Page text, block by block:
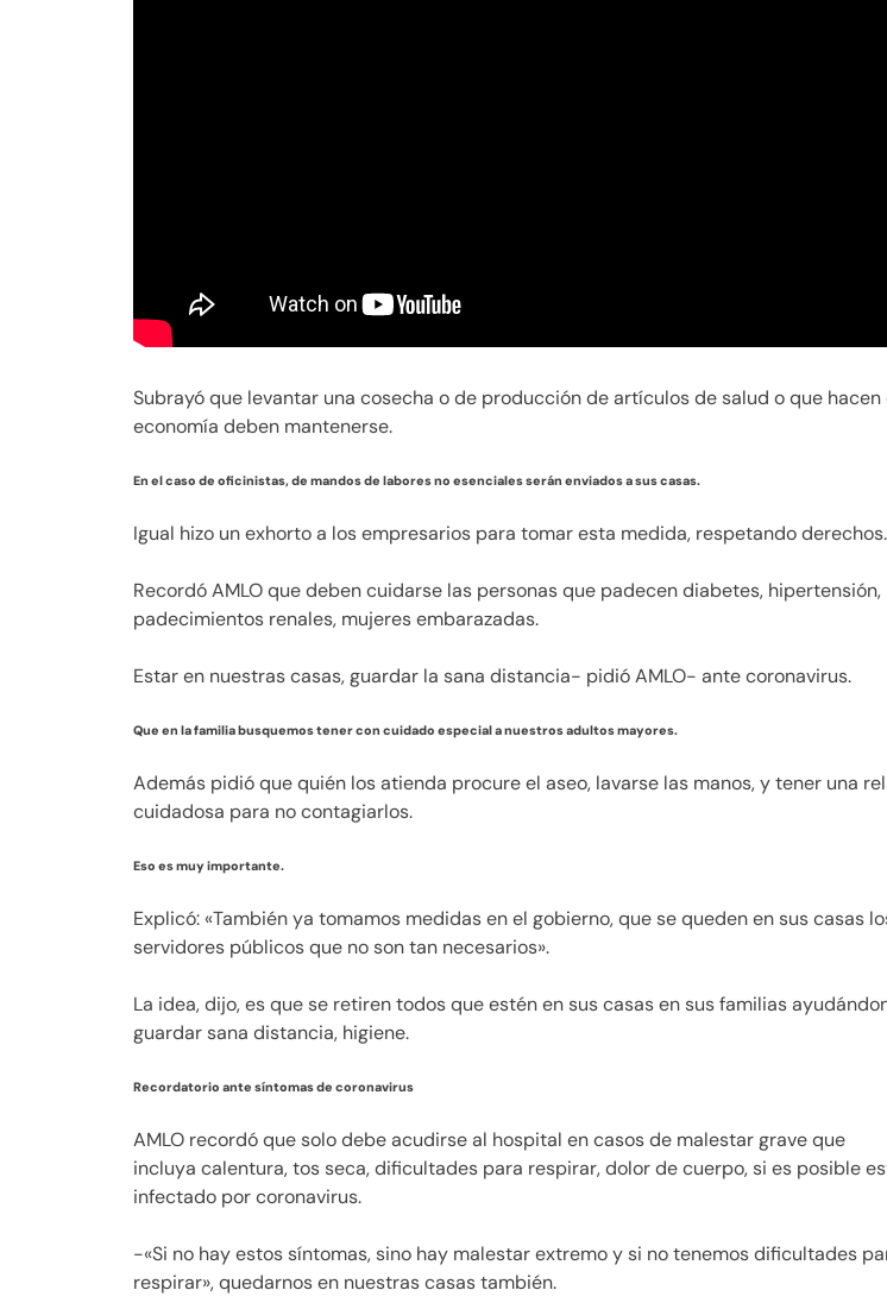
Subrayó que levantar una cosecha o de producción de artículos de salud o que hacen
economía deben mantenerse.
En el caso de oficinistas, de mandos de labores no esenciales serán enviados a sus casas.
Igual hizo un exhorto a los empresarios para tomar esta medida, respetando derechos.
Recordó AMLO que deben cuidarse las personas que padecen diabetes, hipertensión,
padecimientos renales, mujeres embarazadas.
Estar en nuestras casas, guardar la sana distancia- pidió AMLO- ante coronavirus.
Que en la familia busquemos tener con cuidado especial a nuestros adultos mayores.
Además pidió que quién los atienda procure el aseo, lavarse las manos, y tener una
cuidadosa para no contagiarlos.
Eso es muy importante.
Explicó: «También ya tomamos medidas en el gobierno, que se queden en sus casas
servidores públicos que no son tan necesarios».
La idea, dijo, es que se retiren todos que estén en sus casas en sus familias
guardar sana distancia, higiene.
Recordatorio ante síntomas de coronavirus
AMLO recordó que solo debe acudirse al hospital en casos de malestar grave que
incluya calentura, tos seca, dificultades para respirar, dolor de cuerpo, si es posible
infectado por coronavirus.
-«Si no hay estos síntomas, sino hay malestar extremo y si no tenemos dificultades
respirar», quedarnos en nuestras casas también.